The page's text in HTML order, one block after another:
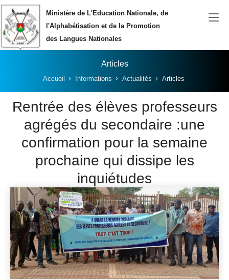
Aller au contenu principalMinistère de L'Education Nationale, de
l'Alphabétisation et de la Promotion
des Langues Nationales
Articles
Vous êtes ici:Accueil Informations Actualités Articles
Rentrée des élèves professeurs
agrégés du secondaire :une
confirmation pour la semaine
prochaine qui dissipe les
inquiétudes